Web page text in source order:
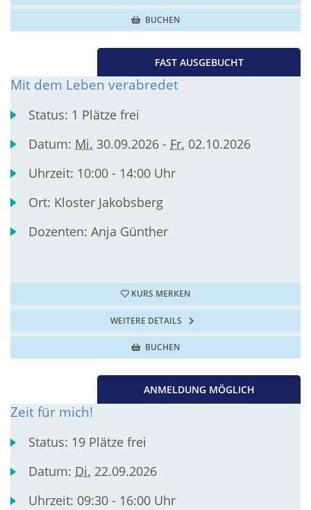
BUCHEN
FAST AUSGEBUCHT
Mit dem Leben verabredet
Status: 1 Plätze frei
Datum: Mi. 30.09.2026 - Fr. 02.10.2026
Uhrzeit: 10:00 - 14:00 Uhr
Ort: Kloster Jakobsberg
Dozenten:Anja Günther
KURS MERKEN
WEITERE DETAILS
BUCHEN
ANMELDUNG MÖGLICH
Zeit für mich!
Status: 19 Plätze frei
Datum: Di. 22.09.2026
Uhrzeit: 09:30 - 16:00 Uhr